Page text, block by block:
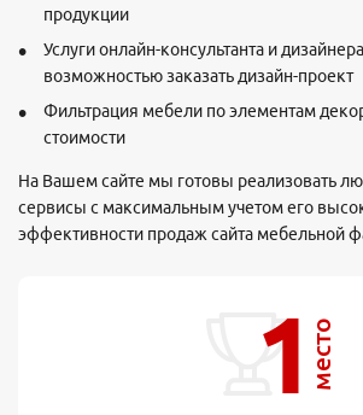
продукции
Услуги онлайн-консультанта и
возможностью заказать дизайн-проект
Фильтрация мебели по элементам
стоимости
На Вашем сайте мы готовы реализовать
сервисы с максимальным учетом его
эффективности продаж сайта мебельной
1 место